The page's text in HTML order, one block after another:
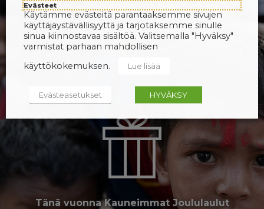
Tänä vuonna Kauneimmat Joululaulut
Evästeet
Käytämme evästeitä parantaaksemme sivujen
käyttäjäystävällisyyttä ja tarjotaksemme sinulle
sinua kiinnostavaa sisältöä. Valitsemalla "Hyväksy"
varmistat parhaan mahdollisen
käyttökokemuksen.
Lue lisää
Evästeasetukset HYVÄKSY